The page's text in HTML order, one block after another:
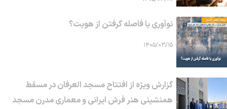
نوآوری یا فاصله گرفتن از هویت؟
۱۴۰۵/۰۳/۱۵
گزارش ویژه از افتتاح مسجد العرفان در مسقط
همنشینی هنر فرش ایرانی و معماری مدرن مسجد